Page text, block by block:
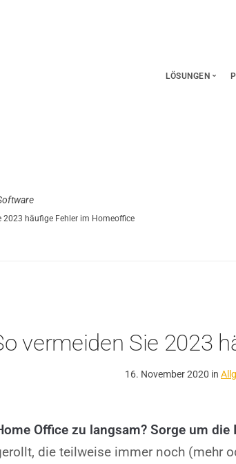
LÖSUNGEN
2023 häufige Fehler im Homeoffice
vermeiden Sie 2023
16. November 2020 in
Office zu langsam? Sorge um die
die teilweise immer noch (mehr